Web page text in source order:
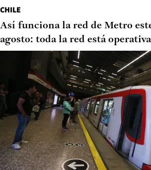
CHILE
Así funciona la red de Metro
agosto: toda la red está operativa